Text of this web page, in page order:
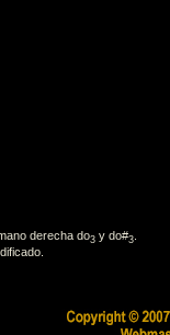
derecha do3 y do#3